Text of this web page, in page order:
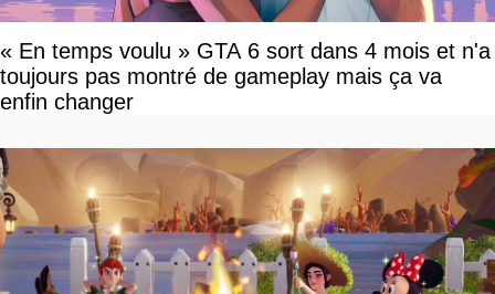
« En temps voulu » GTA 6 sort dans 4 mois et n'a
toujours pas montré de gameplay mais ça va
enfin changer